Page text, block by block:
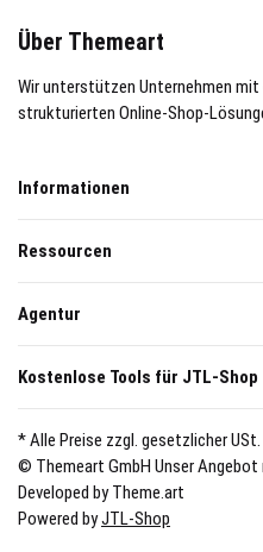
Über Themeart
Wir unterstützen Unternehmen
strukturierten Online-Shop-
Informationen
Ressourcen
Agentur
Kostenlose Tools für JTL-Shop
* Alle Preise zzgl. gesetzlicher USt.
© Themeart GmbH Unser
Developed by Theme.art
Powered byJTL-Shop